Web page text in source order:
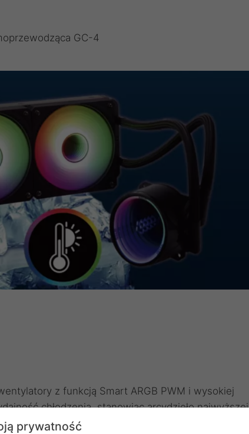
GC-4
z funkcją Smart ARGB PWM i wysokiej
chłodzenia, stanowiąc arcydzieło najwyższej
powierzchnia chłodzenia zapewnia
prywatność